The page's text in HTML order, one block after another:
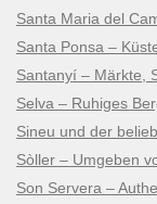
Santa Ponsa –
Santanyí – Märkte,
Selva – Ruhiges
Sineu und der
Sòller – Umgeben
Son Servera –